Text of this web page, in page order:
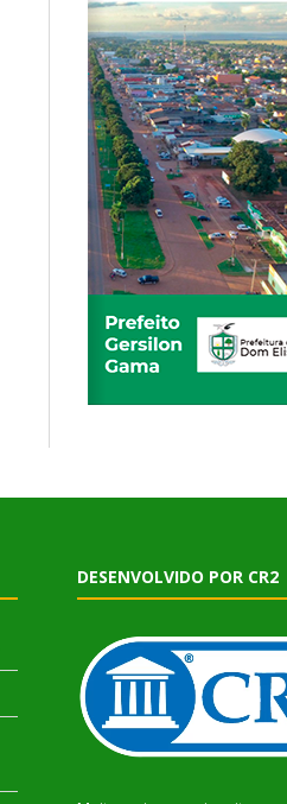
DESENVOLVIDO POR CR2